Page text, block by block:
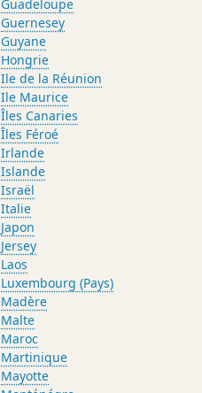
Guadeloupe
Guernesey
Guyane
Hongrie
Ile de la Réunion
Ile Maurice
Îles Canaries
Îles Féroé
Irlande
Islande
Israël
Italie
Japon
Jersey
Laos
Luxembourg (Pays)
Madère
Malte
Maroc
Martinique
Mayotte